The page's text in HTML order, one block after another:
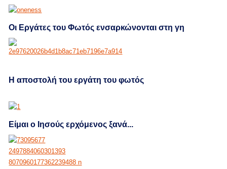
Οι Εργάτες του Φωτός ενσαρκώνονται στη γη
H αποστολή του εργάτη του φωτός
Είμαι ο Ιησούς ερχόμενος ξανά...